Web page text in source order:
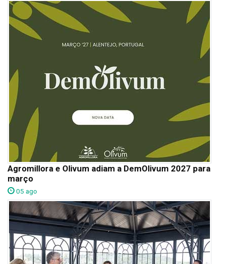
Agromillora e Olivum adiam a DemOlivum 2027 para
março
05 ago